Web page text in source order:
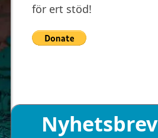
för ert stöd!
Nyhetsbrev